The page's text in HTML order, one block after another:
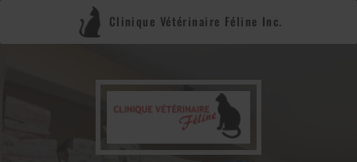
Clinique Vétérinaire Féline Inc.